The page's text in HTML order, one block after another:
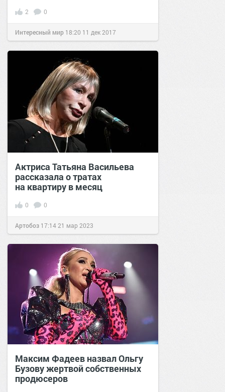
2 0
Интересный мир 18:20 11 дек 2017
Актриса Татьяна Васильева
рассказала о тратах
на квартиру в месяц
0 0
Артобоз 17:14 21 мар 2023
Максим Фадеев назвал Ольгу
Бузову жертвой собственных
продюсеров